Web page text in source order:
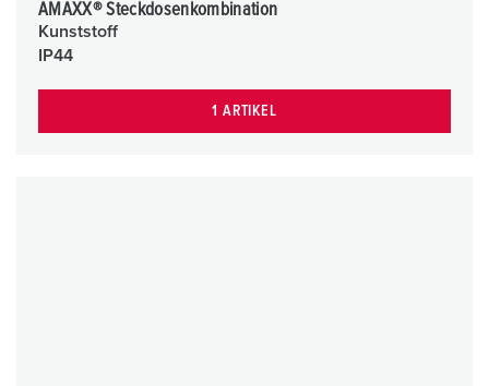
AMAXX® Steckdosenkombination
Kunststoff
IP44
1 ARTIKEL